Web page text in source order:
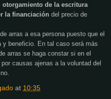
otorgamiento de la escritura
la financiación del precio de
arras a esa persona puesto que el
beneficio. En tal caso será más
arras se haga constar si en el
causas ajenas a la voluntad del
at 10:35